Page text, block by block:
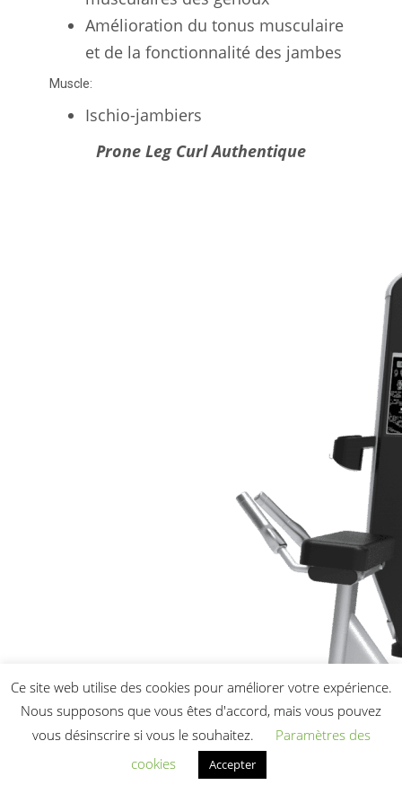
Amélioration du tonus musculaire
et de la fonctionnalité des jambes
Muscle:
Ischio-jambiers
Prone Leg Curl Authentique
Ce site web utilise des cookies pour améliorer votre expérience.
Nous supposons que vous êtes d'accord, mais vous pouvez
vous désinscrire si vous le souhaitez.
Paramètres des
cookies
Accepter